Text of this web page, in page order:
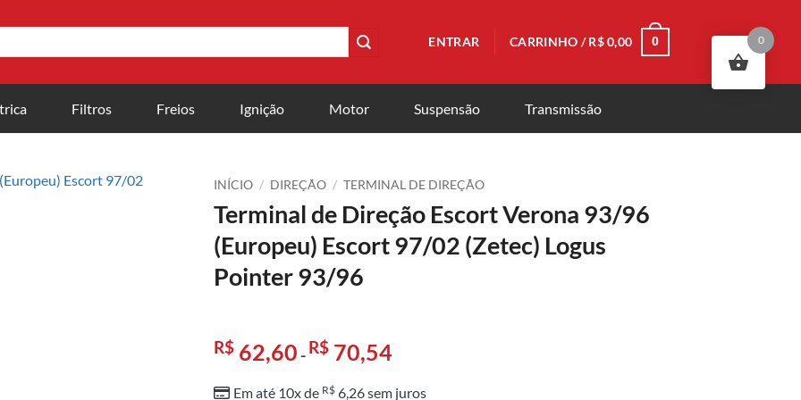
ENTRAR CARRINHO /R$0,00 0
Filtros Freios Ignição Motor Suspensão Transmissão
INÍCIO / DIREÇÃO / TERMINAL DE DIREÇÃO
Terminal de Direção Escort Verona 93/96
(Europeu) Escort 97/02 (Zetec) Logus
Pointer 93/96
R$ 62,60 -R$ 70,54
Em até 10x de R$ 6,26sem juros
0